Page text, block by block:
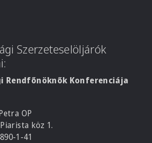
Szerzeteselöljárók
Rendfőnöknők Konferenciája
OP
köz 1.
1-41